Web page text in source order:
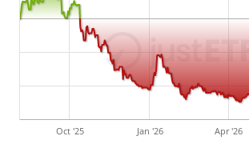
Oct '25 Jan '26 Apr '26